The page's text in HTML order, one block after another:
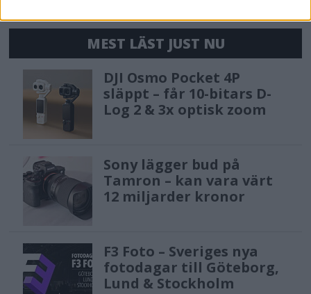
MEST LÄST JUST NU
DJI Osmo Pocket 4P
släppt – får 10-bitars D-
Log 2 & 3x optisk zoom
Sony lägger bud på
Tamron – kan vara värt
12 miljarder kronor
F3 Foto – Sveriges nya
fotodagar till Göteborg,
Lund & Stockholm